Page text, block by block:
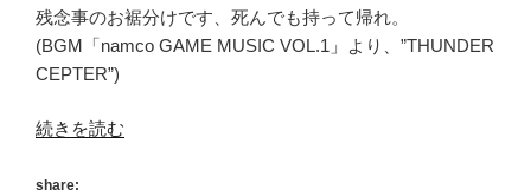
残念事のお裾分けです、死んでも持って帰れ。
(BGM「namco GAME MUSIC VOL.1」より、”THUNDER
CEPTER”)
“[愛
夏
続きを読む
share: